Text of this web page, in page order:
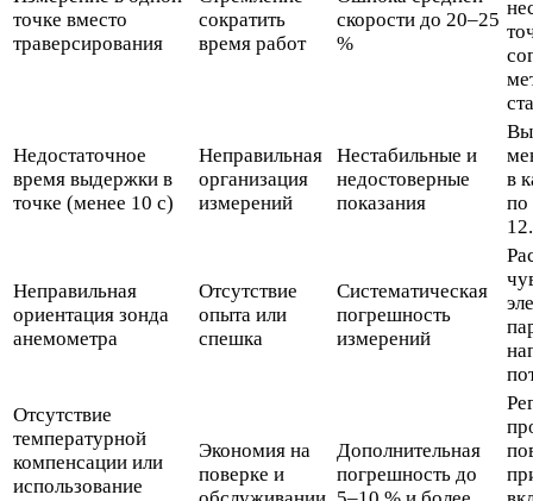
точке вместо
траверсирования
сократить
время работ
скорости до 20–25
%
Недостаточное
время выдержки в
точке (менее 10 с)
Неправильная
организация
измерений
Нестабильные и
недостоверные
показания
в
Неправильная
ориентация зонда
анемометра
Отсутствие
опыта или
спешка
Систематическая
погрешность
измерений
Отсутствие
температурной
компенсации или
использование
Экономия на
поверке и
Дополнительная
погрешность до